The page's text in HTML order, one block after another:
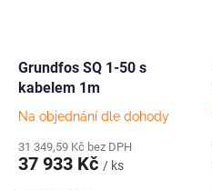
Grundfos SQ 1-50 s
kabelem 1m
Na objednání dle dohody
31 349,59 Kč bez DPH
37 933 Kč / ks